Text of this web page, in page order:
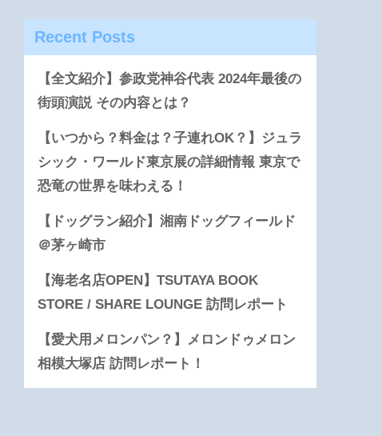
Recent Posts
【全文紹介】参政党神谷代表 2024年最後の
街頭演説 その内容とは？
【いつから？料金は？子連れOK？】ジュラ
シック・ワールド東京展の詳細情報 東京で
恐竜の世界を味わえる！
【ドッグラン紹介】湘南ドッグフィールド
＠茅ヶ崎市
【海老名店OPEN】TSUTAYA BOOK
STORE / SHARE LOUNGE 訪問レポート
【愛犬用メロンパン？】メロンドゥメロン
相模大塚店 訪問レポート！